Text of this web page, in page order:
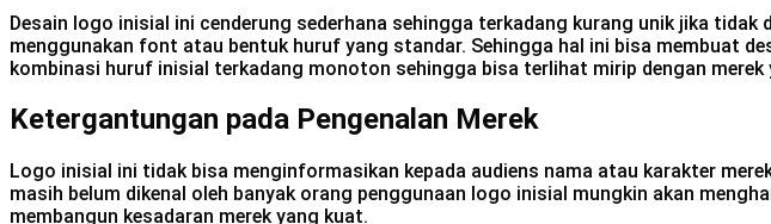
Desain logo inisial ini cenderung sederhana sehingga terkadang kurang unik jika
menggunakan font atau bentuk huruf yang standar. Sehingga hal ini bisa membuat
kombinasi huruf inisial terkadang monoton sehingga bisa terlihat mirip dengan merek
Ketergantungan pada Pengenalan Merek
Logo inisial ini tidak bisa menginformasikan kepada audiens nama atau karakter
masih belum dikenal oleh banyak orang penggunaan logo inisial mungkin akan
membangun kesadaran merek yang kuat.